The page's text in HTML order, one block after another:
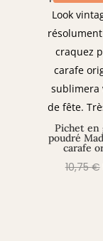
Pichet en
poudré
carafe
10,75€